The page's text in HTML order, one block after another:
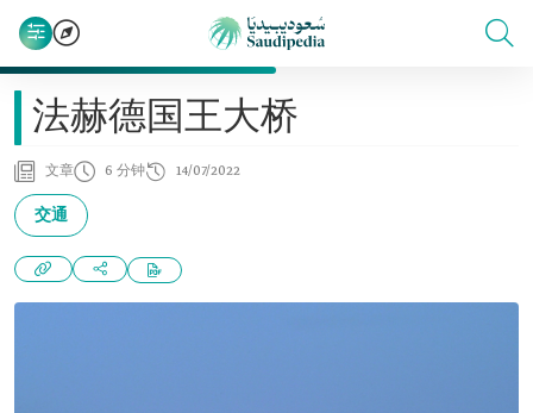
法赫德国王大桥
文章 6 分钟 14/07/2022
交通